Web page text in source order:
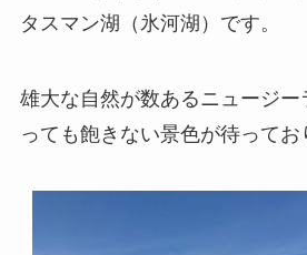
タスマン湖（氷河湖）です。
雄大な自然が数あるニュージ
っても飽きない景色が待ってお